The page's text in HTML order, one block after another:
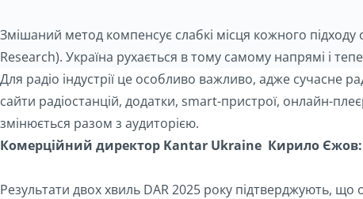
Змішаний метод компенсує слабкі місця кожного
Research). Україна рухається в тому самому напрямі і
Для радіо індустрії це особливо важливо, адже сучасне
сайти радіостанцій, додатки, smart-пристрої, онлайн-
змінюється разом з аудиторією.
Комерційний директор Kantar Ukraine Кирило Єжов:
Результати двох хвиль DAR 2025 року підтверджують,